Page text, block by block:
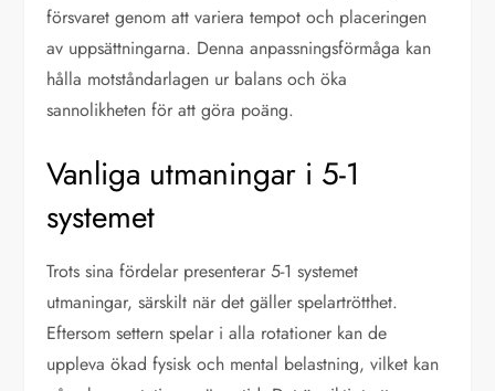
försvaret genom att variera tempot och placeringen
av uppsättningarna. Denna anpassningsförmåga kan
hålla motståndarlagen ur balans och öka
sannolikheten för att göra poäng.
Vanliga utmaningar i 5-1
systemet
Trots sina fördelar presenterar 5-1 systemet
utmaningar, särskilt när det gäller spelartrötthet.
Eftersom settern spelar i alla rotationer kan de
uppleva ökad fysisk och mental belastning, vilket kan